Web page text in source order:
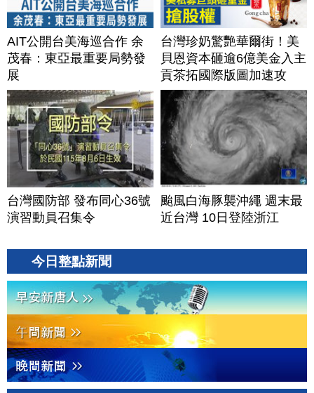
AIT公開台美海巡合作 余
茂春：東亞最重要局勢發
展
台灣珍奶驚艷華爾街！美
貝恩資本砸逾6億美金入主
貢茶拓國際版圖加速攻
美？｜#財經新聞｜
20260806(四)
台灣國防部 發布同心36號
演習動員召集令
颱風白海豚襲沖繩 週末最
近台灣 10日登陸浙江
今日整點新聞